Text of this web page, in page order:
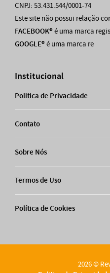
CNPJ: 53.431.544/0001-74
Este site não possui relação
FACEBOOK®é uma marca
GOOGLE®é uma marca re
Institucional
Politica de Privacidade
Contato
Sobre Nós
Termos de Uso
Política de Cookies
2026 ©